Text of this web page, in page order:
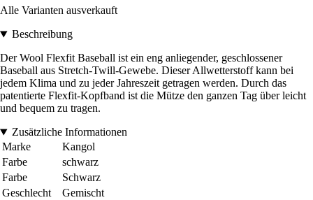
Alle Varianten ausverkauft
Beschreibung
Der Wool Flexfit Baseball ist ein eng anliegender, geschlossener
Baseball aus Stretch-Twill-Gewebe. Dieser Allwetterstoff kann bei
jedem Klima und zu jeder Jahreszeit getragen werden. Durch das
patentierte Flexfit-Kopfband ist die Mütze den ganzen Tag über leicht
und bequem zu tragen.
Zusätzliche Informationen
Marke
Kangol
Farbe
schwarz
Farbe
Schwarz
Geschlecht
Gemischt